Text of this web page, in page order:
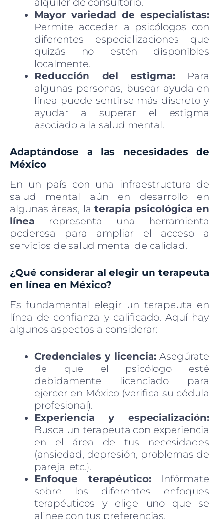
alquiler de consultorio.
Mayor variedad de especialistas:
Permite acceder a psicólogos con
diferentes especializaciones que
quizás no estén disponibles
localmente.
Reducción del estigma: Para
algunas personas, buscar ayuda en
línea puede sentirse más discreto y
ayudar a superar el estigma
asociado a la salud mental.
Adaptándose a las necesidades de
México
En un país con una infraestructura de
salud mental aún en desarrollo en
algunas áreas, laterapia psicológica en
línea representa una herramienta
poderosa para ampliar el acceso a
servicios de salud mental de calidad.
¿Qué considerar al elegir un terapeuta
en línea en México?
Es fundamental elegir un terapeuta en
línea de confianza y calificado. Aquí hay
algunos aspectos a considerar:
Credenciales y licencia:Asegúrate
de que el psicólogo esté
debidamente licenciado para
ejercer en México (verifica su cédula
profesional).
Experiencia y especialización:
Busca un terapeuta con experiencia
en el área de tus necesidades
(ansiedad, depresión, problemas de
pareja, etc.).
Enfoque terapéutico:Infórmate
sobre los diferentes enfoques
terapéuticos y elige uno que se
alinee con tus preferencias.